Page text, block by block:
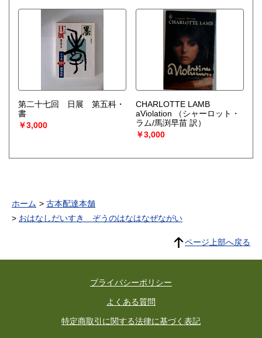
第二十七回 日展 第五科・
書
￥3,000
CHARLOTTE LAMB
aViolation
（シャーロット・
ラム/馬渕早苗 訳）
￥3,000
ホーム
古本配達本舗
おはなしだいすき ぞうのはなはなぜながい
ページ上部へ戻る
プライバシーポリシー
よくある質問
特定商取引に関する法律に基づく表記